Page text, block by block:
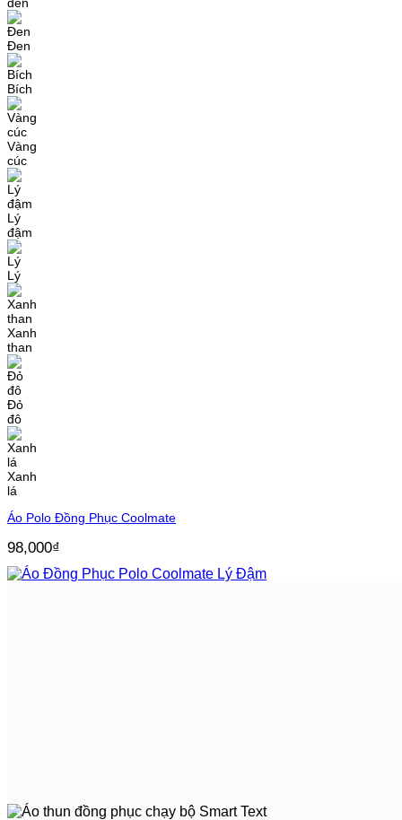
Đen
Bích
Vàng
cúc
Lý
đậm
Lý
Xanh
than
Đỏ
đô
Xanh
lá
Áo Polo Đồng Phục Coolmate
98,000₫
Trắng